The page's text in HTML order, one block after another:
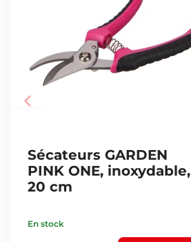
Sécateurs GARDEN
PINK ONE, inoxydable,
20 cm
En stock